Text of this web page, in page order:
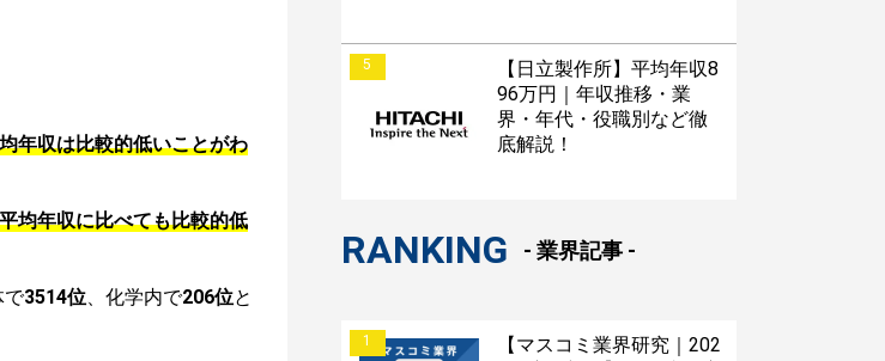
年収は比較的低いことがわ
均年収に比べても比較的低
で3514位、化学内で206位と
5
【日立製作所】平均年収8
96万円｜年収推移・業
界・年代・役職別など徹
底解説！
RANKING - 業界記事 -
1
【マスコミ業界研究｜202